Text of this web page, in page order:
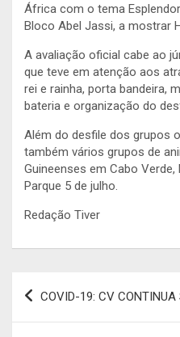
África com o tema
Bloco Abel Jassi, a mostrar
A avaliação oficial cabe ao
que teve em atenção aos
rei e rainha, porta bandeira,
bateria e organização do
Além do desfile dos grupos
também vários grupos de
Guineenses em Cabo Verde,
Parque 5 de julho.
Redação Tiver
Navegação
COVID-19: CV CONTINUA